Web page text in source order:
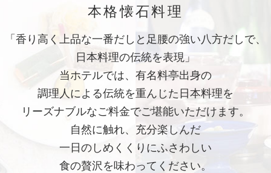
本格懐石料理
「香り高く上品な一番だしと足腰の強い八方だしで、
日本料理の伝統を表現」
当ホテルでは、有名料亭出身の
調理人による伝統を重んじた日本料理を
リーズナブルなご料金でご堪能いただけます。
自然に触れ、充分楽しんだ
一日のしめくくりにふさわしい
食の贅沢を味わってください。